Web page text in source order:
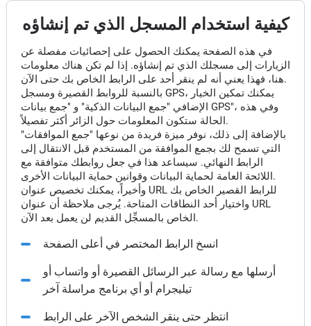
كيفية استخدام المسجل الذي تم إنشاؤه
في هذه الصفحة يمكنك الحصول على إحصائيات مفصلة عن
الزيارات إلى مسجلك الذي تم إنشاؤه. إذا لم تكن هناك معلومات
هنا، فهذا يعني أنه لم ينقر أحد على الرابط الخاص بك حتى الآن.
بالنسبة للروابط القصيرة ومسجل GPS، يمكنك تمكين الخيار
الإضافي "جمع البيانات الذكية" و "جمع بيانات GPS"، وفي هذه
الحالة ستكون المعلومات حول الزائر أكثر تفصيلاً.
بالإضافة إلى ذلك، نوفر ميزة فريدة من نوعها "جمع الموافقات"
التي تسمح لك بجمع الموافقة من المستخدم قبل الانتقال إلى
الرابط النهائي. سيساعد هذا في جعل روابطك متوافقة مع
اللائحة العامة لحماية البيانات وقوانين حماية البيانات الأخرى.
وأخيراً، يمكنك تخصيص عنوان URL للرابط القصير الخاص بك
واختيار أحد النطاقات المتاحة. يُرجى ملاحظة أن عنوان URL
الخاص بالمسجِّل القديم لن يعمل بعد الآن.
انسخ الرابط المختصر في أعلى الصفحة
أرسلها مع رسالة عبر الرسائل القصيرة أو واتساب أو
تيليجرام أو أي برنامج مراسلة آخر
انتظر حتى ينقر الشخص الآخر على الرابط